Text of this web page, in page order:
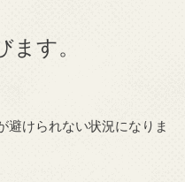
す。
避けられない状況になりま